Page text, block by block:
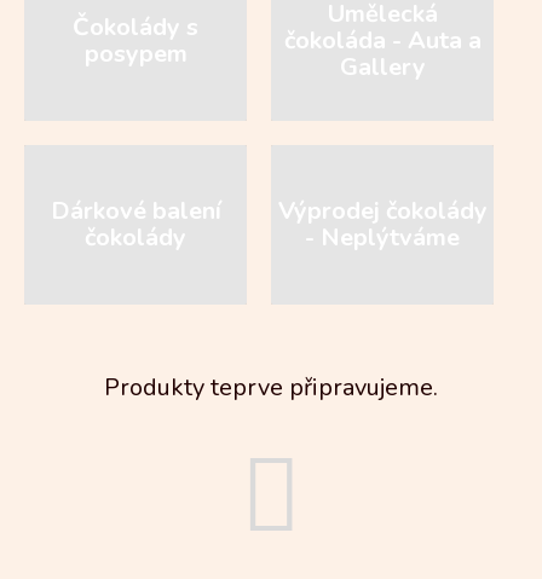
Čokolády s
posypem
Umělecká
čokoláda - Auta a
Gallery
Dárkové balení
čokolády
Výprodej čokolády
- Neplýtváme
Produkty teprve připravujeme.